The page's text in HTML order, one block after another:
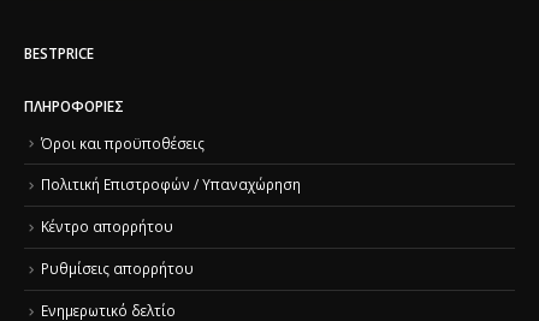
BESTPRICE
ΠΛΗΡΟΦΟΡΊΕΣ
Όροι και προϋποθέσεις
Πολιτική Επιστροφών / Υπαναχώρηση
Κέντρο απορρήτου
Ρυθμίσεις απορρήτου
Ενημερωτικό δελτίο